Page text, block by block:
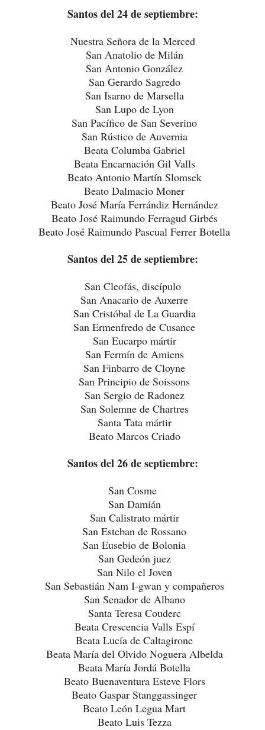
Santos del 24 de septiembre:
Nuestra Señora de la Merced
San Anatolio de Milán
San Antonio González
San Gerardo Sagredo
San Isarno de Marsella
San Lupo de Lyon
San Pacífico de San Severino
San Rústico de Auvernia
Beata Columba Gabriel
Beata Encarnación Gil Valls
Beato Antonio Martín Slomsek
Beato Dalmacio Moner
Beato José María Ferrándiz Hernández
Beato José Raimundo Ferragud Girbés
Beato José Raimundo Pascual Ferrer Botella
Santos del 25 de septiembre:
San Cleofás, discípulo
San Anacario de Auxerre
San Cristóbal de La Guardia
San Ermenfredo de Cusance
San Eucarpo mártir
San Fermín de Amiens
San Finbarro de Cloyne
San Principio de Soissons
San Sergio de Radonez
San Solemne de Chartres
Santa Tata mártir
Beato Marcos Criado
Santos del 26 de septiembre:
San Cosme
San Damián
San Calistrato mártir
San Esteban de Rossano
San Eusebio de Bolonia
San Gedeón juez
San Nilo el Joven
San Sebastián Nam I-gwan y compañeros
San Senador de Albano
Santa Teresa Couderc
Beata Crescencia Valls Espí
Beata Lucía de Caltagirone
Beata María del Olvido Noguera Albelda
Beata María Jordá Botella
Beato Buenaventura Esteve Flors
Beato Gaspar Stanggassinger
Beato León Legua Mart
Beato Luis Tezza